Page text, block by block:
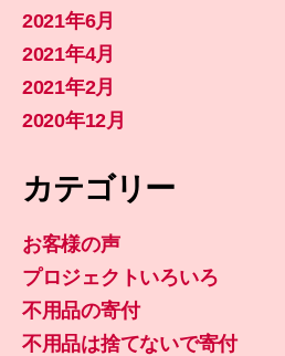
2021年6月
2021年4月
2021年2月
2020年12月
カテゴリー
お客様の声
プロジェクトいろいろ
不用品の寄付
不用品は捨てないで寄付